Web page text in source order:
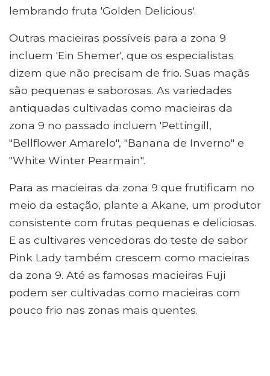
lembrando fruta 'Golden Delicious'.
Outras macieiras possíveis para a zona 9
incluem 'Ein Shemer', que os especialistas
dizem que não precisam de frio. Suas maçãs
são pequenas e saborosas. As variedades
antiquadas cultivadas como macieiras da
zona 9 no passado incluem 'Pettingill,
"Bellflower Amarelo", "Banana de Inverno" e
"White Winter Pearmain".
Para as macieiras da zona 9 que frutificam no
meio da estação, plante a Akane, um produtor
consistente com frutas pequenas e deliciosas.
E as cultivares vencedoras do teste de sabor
Pink Lady também crescem como macieiras
da zona 9. Até as famosas macieiras Fuji
podem ser cultivadas como macieiras com
pouco frio nas zonas mais quentes.